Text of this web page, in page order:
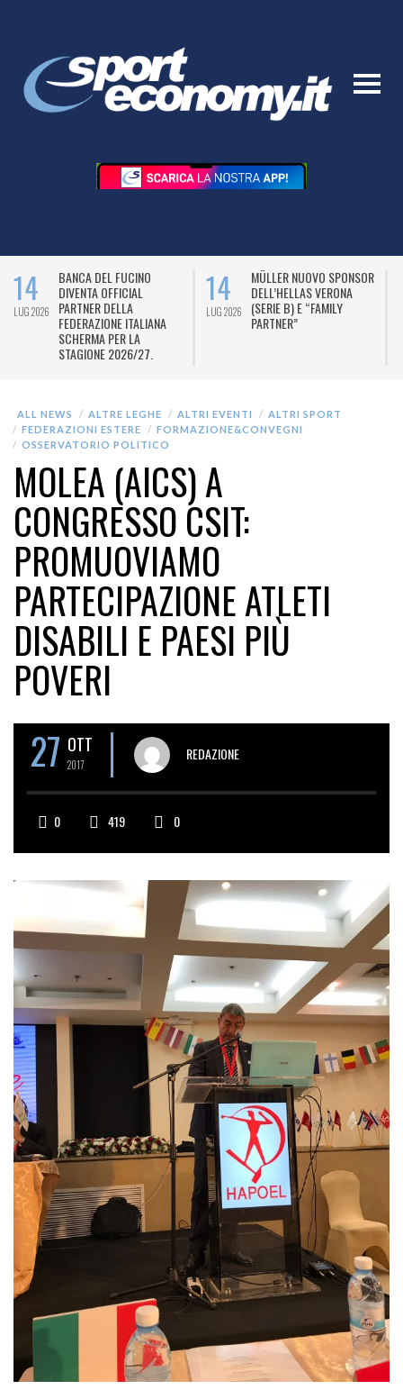
14
LUG 2026
BANCA DEL FUCINO
DIVENTA OFFICIAL
PARTNER DELLA
FEDERAZIONE ITALIANA
SCHERMA PER LA
STAGIONE 2026/27.
14
LUG 2026
MÜLLER NUOVO SPONSOR
DELL’HELLAS VERONA
(SERIE B) E “FAMILY
PARTNER”
ALL NEWS ALTRE LEGHE ALTRI EVENTI
ALTRI SPORT
FEDERAZIONI ESTERE
FORMAZIONE&CONVEGNI
OSSERVATORIO POLITICO
MOLEA (AICS) A
CONGRESSO CSIT:
PROMUOVIAMO
PARTECIPAZIONE ATLETI
DISABILI E PAESI PIÙ
POVERI
27 OTT
2017
REDAZIONE
0 419 0